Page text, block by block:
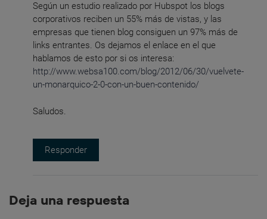
Según un estudio realizado por Hubspot los blogs
corporativos reciben un 55% más de vistas, y las
empresas que tienen blog consiguen un 97% más de
links entrantes. Os dejamos el enlace en el que
hablamos de esto por si os interesa:
http://www.websa100.com/blog/2012/06/30/vuelvete-
un-monarquico-2-0-con-un-buen-contenido/
Saludos.
Responder
Deja una respuesta